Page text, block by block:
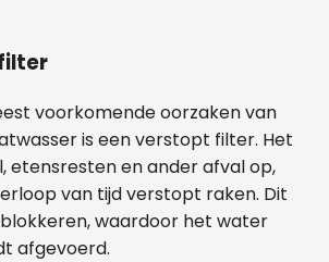
voorkomende oorzaken van
is een verstopt filter. Het
etensresten en ander afval op,
van tijd verstopt raken. Dit
waardoor het water
afgevoerd.